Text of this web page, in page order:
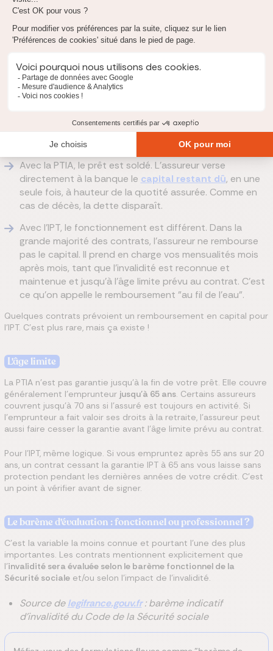
Notre conseil
Pour l'IPT, privilégiez toujours un contrat forfaitaire basé sur
l'exercice de 'votre profession'. C'est ce réglage précis qui
vraiment besoin.
Au-delà du mode forfaitaire ou indemnitaire, il y a une autre
différence concrète entre l'IPT et la PTIA:
Avec la PTIA, le prêt est soldé. L'assureur verse
directement à la banque le capital restant dû, en une
seule fois, à hauteur de la quotité assurée. Comme en
cas de décès, la dette disparaît.
Avec l'IPT, le fonctionnement est différent. Dans la
grande majorité des contrats, l'assureur ne rembourse
pas le capital. Il prend en charge vos mensualités mois
après mois, tant que l'invalidité est reconnue et
maintenue et jusqu'à l'âge limite prévu au contrat. C'est
ce qu'on appelle le remboursement "au fil de l'eau".
Quelques contrats prévoient un remboursement en capital pour
l'IPT. C'est plus rare, mais ça existe !
L'âge limite
La PTIA n'est pas garantie jusqu'à la fin de votre prêt. Elle couvre
généralement l'emprunteur jusqu'à 65 ans. Certains assureurs
couvrent jusqu'à 70 ans si l'assuré est toujours en activité. Si
l'emprunteur a fait valoir ses droits à la retraite, l'assureur peut
aussi faire cesser la garantie avant l'âge limite prévu au contrat.
Pour l'IPT, même logique. Si vous empruntez après 55 ans sur 20
ans, un contrat cessant la garantie IPT à 65 ans vous laisse sans
protection pendant les dernières années de votre crédit. C'est
un point à vérifier avant de signer.
Le barème d'évaluation : fonctionnel ou professionnel ?
C'est la variable la moins connue et pourtant l'une des plus
importantes. Les contrats mentionnent explicitement que
l'invalidité sera évaluée selon le barème fonctionnel de la
Sécurité sociale et/ou selon l'impact de l'invalidité.
Source delegifrance.gouv.fr: barème indicatif
d'invalidité du Code de la Sécurité sociale